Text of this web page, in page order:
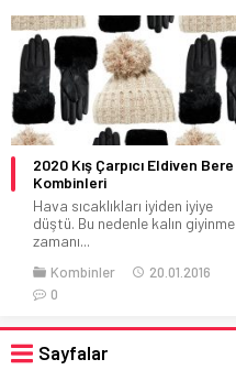
2020 Kış Çarpıcı Eldiven Bere
Kombinleri
Hava sıcaklıkları iyiden iyiye
düştü. Bu nedenle kalın giyinme
zamanı...
Kombinler
20.01.2016
0
Sayfalar